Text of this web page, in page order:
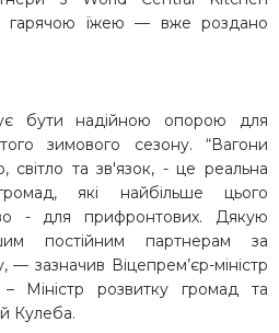
гарячою їжею — вже роздано
бути надійною опорою для
зимового сезону. “Вагони
світло та зв'язок, - це реальна
які найбільше цього
- для прифронтових. Дякую
постійним партнерам за
— зазначив Віцепрем’єр-міністр
Міністр розвитку громад та
Кулеба.